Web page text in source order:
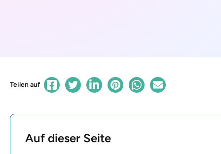
Teilen auf
Auf dieser Seite